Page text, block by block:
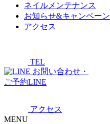
ネイルメンテナンス
お知らせ&キャンペーン
アクセス
TEL
お問い合わせ・
ご予約LINE
アクセス
MENU